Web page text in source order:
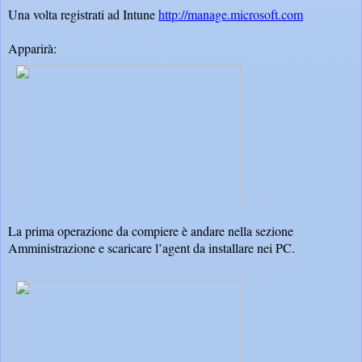
Una volta registrati ad Intunehttp://manage.microsoft.com
Apparirà:
La prima operazione da compiere è andare nella sezione
Amministrazione e scaricare l’agent da installare nei PC.